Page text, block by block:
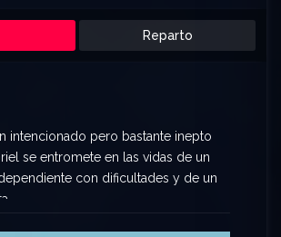
Reparto
intencionado pero bastante inepto
se entromete en las vidas de un
con dificultades y de un